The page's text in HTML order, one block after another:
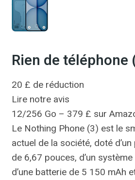
Rien de téléphone
20 £ de réduction
Lire notre avis
12/256 Go – 379 £ sur
Le Nothing Phone (3) est le
actuel de la société, doté d’un
de 6,67 pouces, d’un
d’une batterie de 5 150 mAh